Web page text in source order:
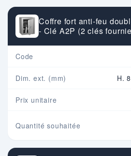
Coffre fort anti-feu
- Clé A2P (2 clés
Code
Dim. ext. (mm) H.
Prix unitaire
Quantité souhaitée